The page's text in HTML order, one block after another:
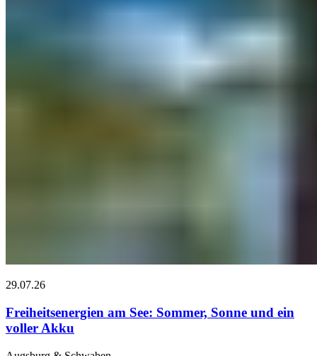
29.07.26
Freiheitsenergien am See: Sommer, Sonne und ein
voller Akku